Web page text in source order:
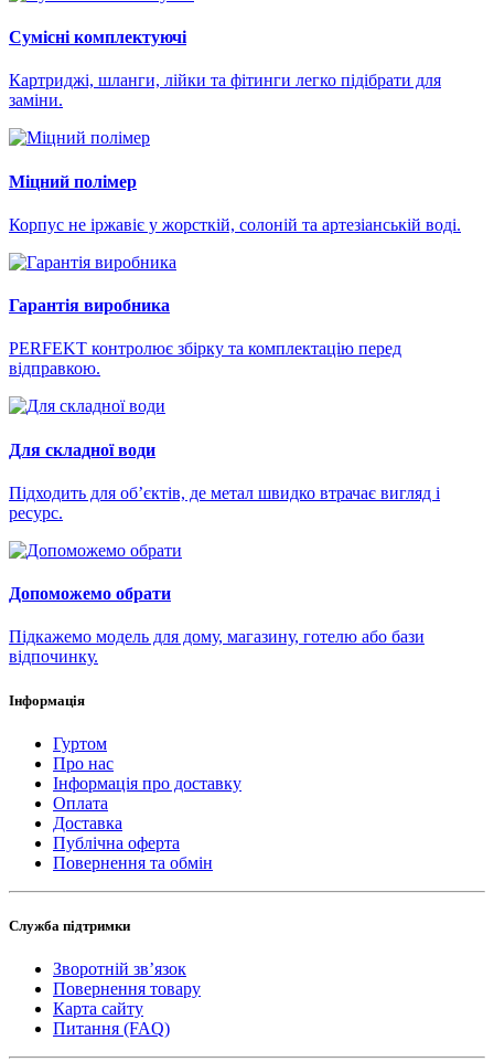
Сумісні комплектуючі
Картриджі, шланги, лійки та фітинги легко підібрати для
заміни.
Міцний полімер
Корпус не іржавіє у жорсткій, солоній та артезіанській воді.
Гарантія виробника
PERFEKT контролює збірку та комплектацію перед
відправкою.
Для складної води
Підходить для об’єктів, де метал швидко втрачає вигляд і
ресурс.
Допоможемо обрати
Підкажемо модель для дому, магазину, готелю або бази
відпочинку.
Інформація
Гуртом
Про нас
Інформація про доставку
Оплата
Доставка
Публічна оферта
Повернення та обмін
Служба підтримки
Зворотній зв’язок
Повернення товару
Карта сайту
Питання (FAQ)